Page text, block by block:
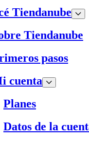
Tiendanube
Tiendanube
pasos
cuenta
Planes
Datos de la